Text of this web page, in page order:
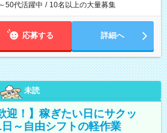
50代活躍中 / 10名以上の大量募集
応募する 詳細へ
未読
迎！】稼ぎたい日にサクッ
～自由シフトの軽作業